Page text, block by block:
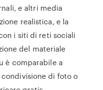
e altri media
realistica, e la
i siti di reti sociali
del materiale
è comparabile a
di foto o